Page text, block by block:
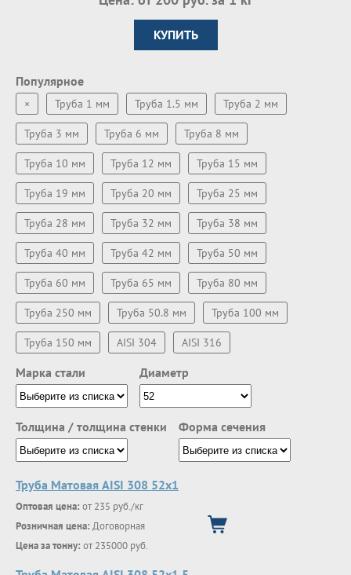
КУПИТЬ
Популярное
× Труба 1 мм Труба 1.5 мм Труба 2 мм
Труба 3 мм Труба 6 мм Труба 8 мм
Труба 10 мм Труба 12 мм Труба 15 мм
Труба 19 мм Труба 20 мм Труба 25 мм
Труба 28 мм Труба 32 мм Труба 38 мм
Труба 40 мм Труба 42 мм Труба 50 мм
Труба 60 мм Труба 65 мм Труба 80 мм
Труба 250 мм Труба 50.8 мм Труба 100 мм
Труба 150 мм AISI 304 AISI 316
Марка стали Диаметр
Толщина / толщина стенки Форма сечения
Труба Матовая AISI 308 52х1
Оптовая цена: от 235 руб./кг
Розничная цена: Договорная
Цена за тонну: от 235000 руб.